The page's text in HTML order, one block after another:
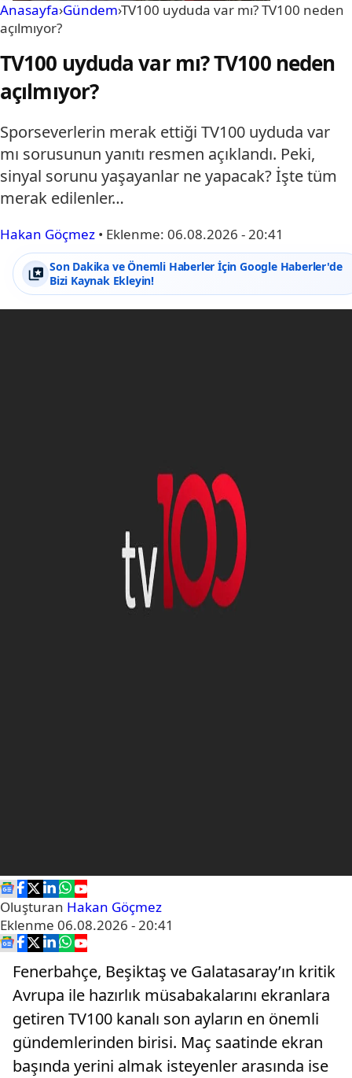
Anasayfa›Gündem›TV100 uyduda var mı? TV100 neden
açılmıyor?
TV100 uyduda var mı? TV100 neden
açılmıyor?
Sporseverlerin merak ettiği TV100 uyduda var
mı sorusunun yanıtı resmen açıklandı. Peki,
sinyal sorunu yaşayanlar ne yapacak? İşte tüm
merak edilenler…
Hakan Göçmez • Eklenme: 06.08.2026 - 20:41
Son Dakika ve Önemli Haberler İçin Google Haberler'de
Bizi Kaynak Ekleyin!
Oluşturan Hakan Göçmez
Eklenme 06.08.2026 - 20:41
Fenerbahçe, Beşiktaş ve Galatasaray’ın kritik
Avrupa ile hazırlık müsabakalarını ekranlara
getiren TV100 kanalı son ayların en önemli
gündemlerinden birisi. Maç saatinde ekran
başında yerini almak isteyenler arasında ise